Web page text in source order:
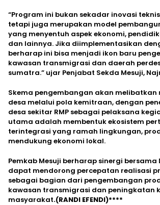
“Program ini bukan sekadar inovasi
tetapi juga merupakan model
yang menyentuh aspek ekonomi,
dan lainnya. Jika diimplementasikan
berharap ini bisa menjadi ikon baru
kawasan transmigrasi dan daerah
sumatra.” ujar Penjabat Sekda Mesuji,
Skema pengembangan akan
desa melalui pola kemitraan, dengan
desa sekitar RMP sebagai pelaksana
utama adalah membentuk ekosistem
terintegrasi yang ramah lingkungan,
mendukung ekonomi lokal.
Pemkab Mesuji berharap sinergi bersama
dapat mendorong percepatan realisasi
sebagai bagian dari pengembangan
kawasan transmigrasi dan peningkatan
masyarakat.(RANDI EFENDI)****